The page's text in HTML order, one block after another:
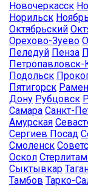
Новочеркасск
Норильск
Октябрьский
Орехово-Зуево
Пеледуй Пенза
Петропавловск-
Подольск
Пятигорск
Дону Рубцовск
Самара Санкт-
Амурская
Сергиев Посад
Смоленск
Оскол
Сыктывкар
Тамбов Тарко-